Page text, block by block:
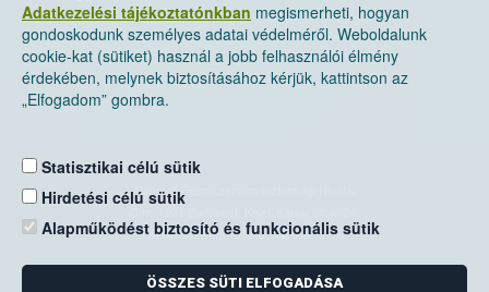
Adatkezelési tájékoztatónkban megismerheti, hogyan
gondoskodunk személyes adatai védelméről. Weboldalunk
cookie-kat (sütiket) használ a jobb felhasználói élmény
érdekében, melynek biztosításához kérjük, kattintson az
„Elfogadom” gombra.
Statisztikai célú sütik
Hirdetési célú sütik
Alapműködést biztosító és funkcionális sütik
ÖSSZES SÜTI ELFOGADÁSA
Nemzeti Élelmiszerlánc-biztonsági Hivatal
Levelezési cím: 1525 Budapest. Pf. 30.